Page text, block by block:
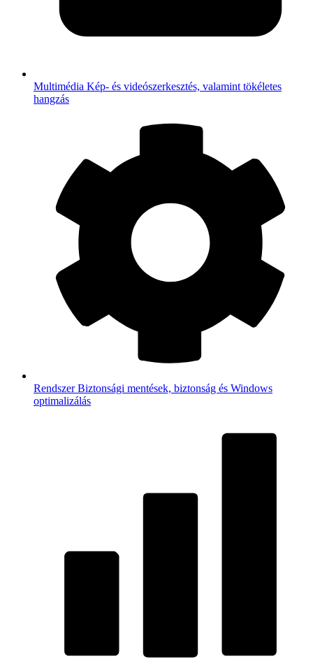
Multimédia Kép- és videószerkesztés, valamint tökéletes
hangzás
RendszerBiztonsági mentések, biztonság és Windows
optimalizálás